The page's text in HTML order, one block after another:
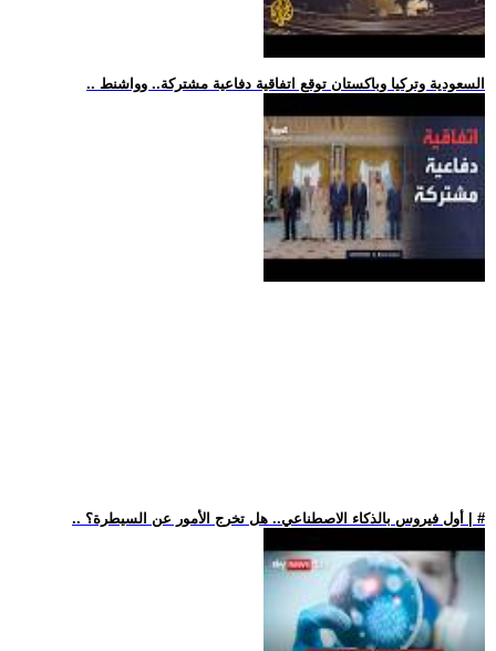
.. السعودية وتركيا وباكستان توقع اتفاقية دفاعية مشتركة.. وواشنط
.. أول فيروس بالذكاء الاصطناعي.. هل تخرج الأمور عن السيطرة؟ | #